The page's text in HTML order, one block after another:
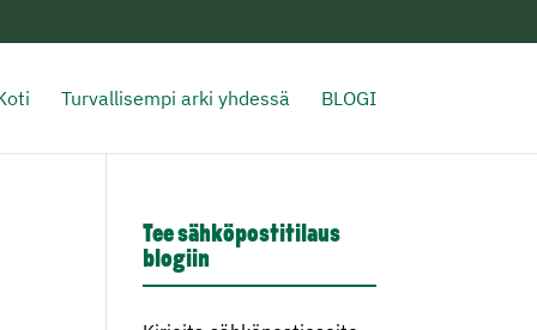
Turvallisempi arki yhdessä BLOGI
Tee sähköpostitilaus
blogiin